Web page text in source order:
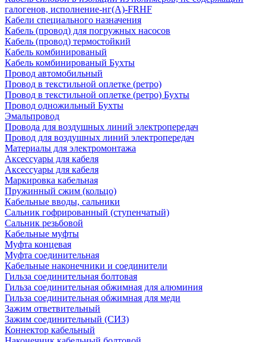
галогенов, исполнение-нг(А)-FRHF
Кабели специального назначения
Кабель (провод) для погружных насосов
Кабель (провод) термостойкий
Кабель комбинированый
Кабель комбинированый Бухты
Провод автомобильный
Провод в текстильной оплетке (ретро)
Провод в текстильной оплетке (ретро) Бухты
Провод одножильный Бухты
Эмальпровод
Провода для воздушных линий электропередач
Провод для воздушных линий электропередач
Материалы для электромонтажа
Аксессуары для кабеля
Аксессуары для кабеля
Маркировка кабельная
Пружинный сжим (кольцо)
Кабельные вводы, сальники
Сальник гофрированный (ступенчатый)
Сальник резьбовой
Кабельные муфты
Муфта концевая
Муфта соединительная
Кабельные наконечники и соединители
Гильза соединительная болтовая
Гильза соединительная обжимная для алюминия
Гильза соединительная обжимная для меди
Зажим ответвительный
Зажим соединительный (СИЗ)
Коннектор кабельный